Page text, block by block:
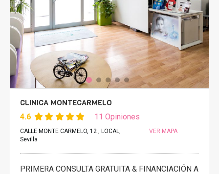
CLINICA MONTECARMELO
4.6 11 Opiniones
CALLE MONTE CARMELO, 12 , LOCAL,
Sevilla
VER MAPA
PRIMERA CONSULTA GRATUITA & FINANCIACIÓN A